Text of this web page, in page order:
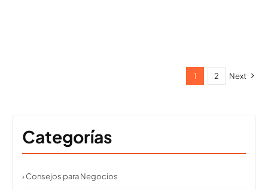
1 2 Next
Categorías
› Consejos para Negocios